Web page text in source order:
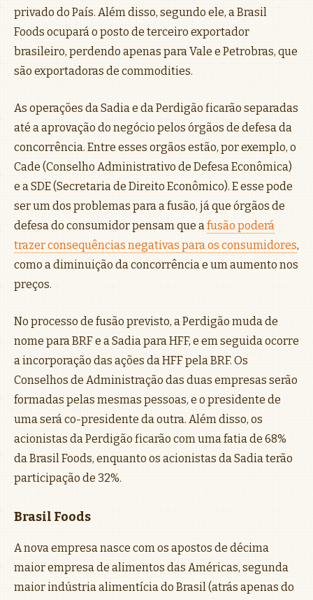
privado do País. Além disso, segundo ele, a Brasil
Foods ocupará o posto de terceiro exportador
brasileiro, perdendo apenas para Vale e Petrobras, que
são exportadoras de commodities.
As operações da Sadia e da Perdigão ficarão separadas
até a aprovação do negócio pelos órgãos de defesa da
concorrência. Entre esses orgãos estão, por exemplo, o
Cade (Conselho Administrativo de Defesa Econômica)
e a SDE (Secretaria de Direito Econômico). E esse pode
ser um dos problemas para a fusão, já que órgãos de
defesa do consumidor pensam que afusão poderá
trazer consequências negativas para os consumidores,
como a diminuição da concorrência e um aumento nos
preços.
No processo de fusão previsto, a Perdigão muda de
nome para BRF e a Sadia para HFF, e em seguida ocorre
a incorporação das ações da HFF pela BRF. Os
Conselhos de Administração das duas empresas serão
formadas pelas mesmas pessoas, e o presidente de
uma será co-presidente da outra. Além disso, os
acionistas da Perdigão ficarão com uma fatia de 68%
da Brasil Foods, enquanto os acionistas da Sadia terão
participação de 32%.
Brasil Foods
A nova empresa nasce com os apostos de décima
maior empresa de alimentos das Américas, segunda
maior indústria alimentícia do Brasil (atrás apenas do